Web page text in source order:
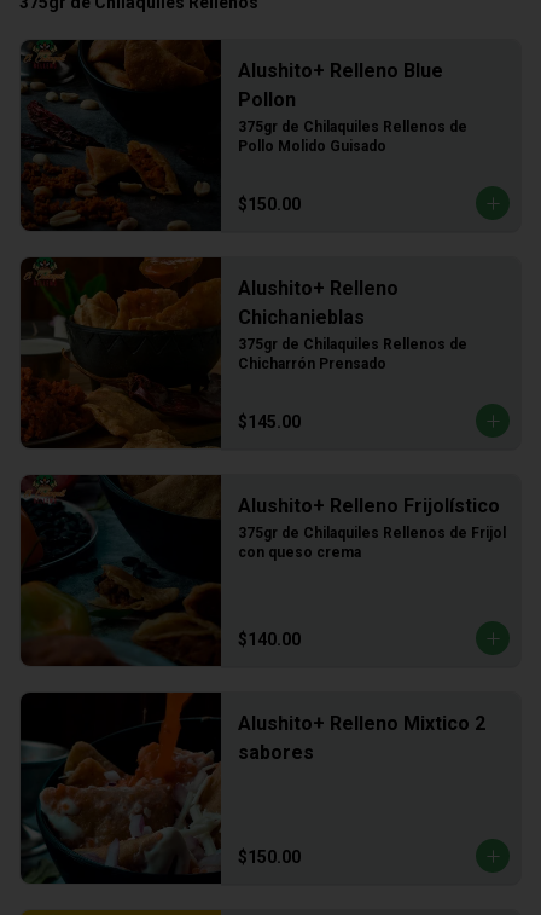
Alushito+ Relleno Blue
Pollon
375gr de Chilaquiles Rellenos de
Pollo Molido Guisado
$150.00
Alushito+ Relleno
Chichanieblas
375gr de Chilaquiles Rellenos de
Chicharrón Prensado
$145.00
Alushito+ Relleno Frijolístico
375gr de Chilaquiles Rellenos de Frijol
con queso crema
$140.00
Alushito+ Relleno Mixtico 2
sabores
$150.00